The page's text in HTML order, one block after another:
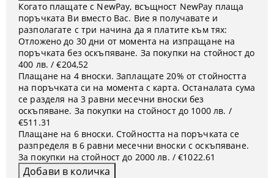
Когато плащате с NewPay, всъщност NewPay плаща
поръчката Ви вместо Вас. Вие я получавате и
разполагате с три начина да я платите към тях:
Отложено до 30 дни от момента на изпращане на
поръчката без оскъпяване. За покупки на стойност до
400 лв. / €204,52
Плащане на 4 вноски. Заплащате 20% от стойността
на поръчката си на момента с карта. Останалата сума
се разделя на 3 равни месечни вноски без
оскъпяване. За покупки на стойност до 1000 лв. /
€511.31
Плащане на 6 вноски. Стойността на поръчката се
разпределя в 6 равни месечни вноски с оскъпяване.
За покупки на стойност до 2000 лв. / €1022.61